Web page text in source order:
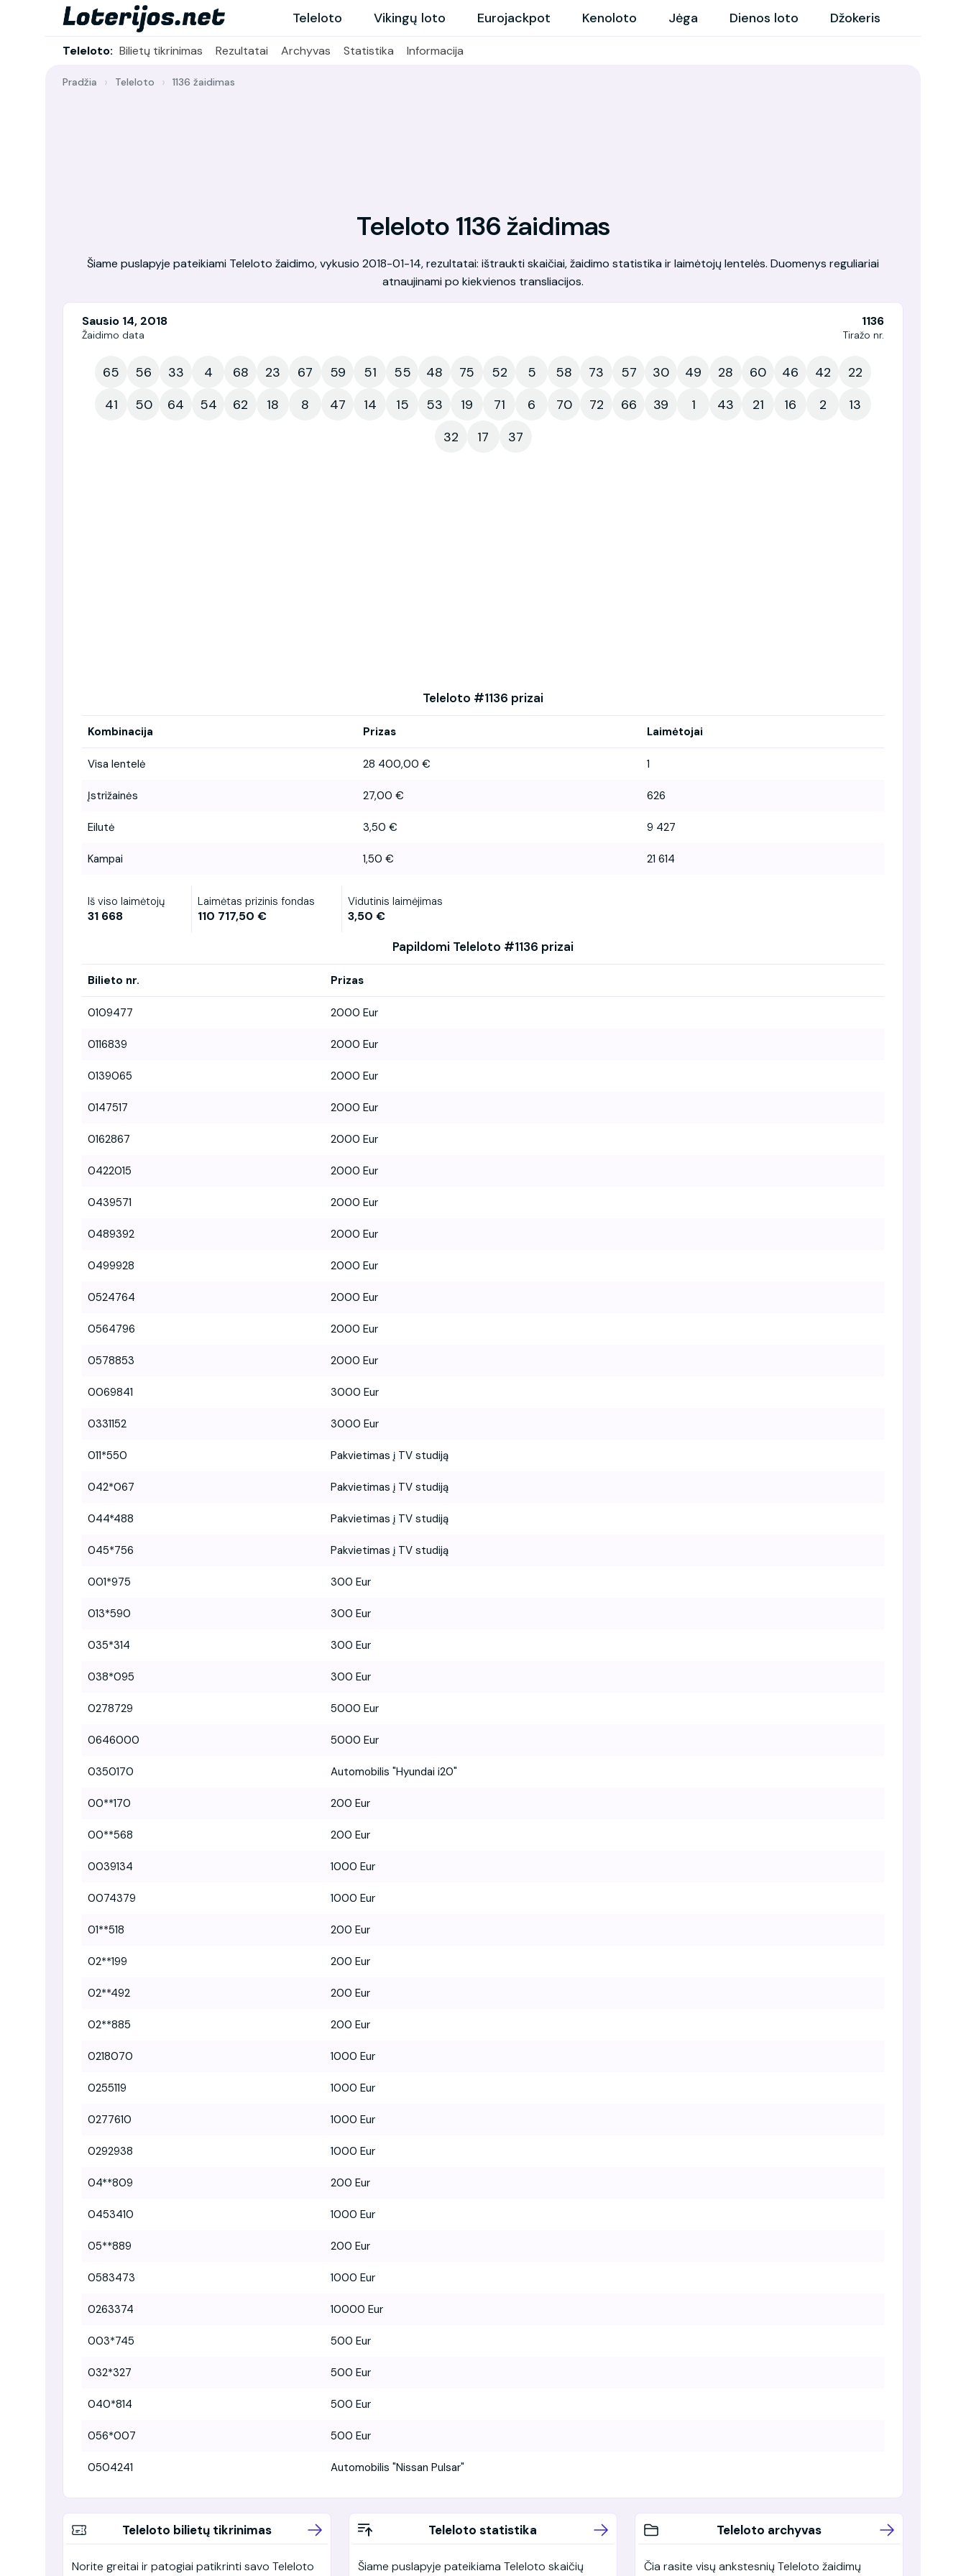
Teleloto Vikingų loto Eurojackpot Kenoloto Jėga Dienos loto Džokeris
Teleloto: Bilietų tikrinimas Rezultatai Archyvas Statistika Informacija
Pradžia Teleloto 1136 žaidimas
Teleloto 1136 žaidimas
Šiame puslapyje pateikiami Teleloto žaidimo, vykusio 2018-01-14, rezultatai: ištraukti skaičiai, žaidimo statistika ir laimėtojų lentelės. Duomenys reguliariai
atnaujinami po kiekvienos transliacijos.
Sausio 14, 2018
Žaidimo data
1136
Tiražo nr.
65 56 33 4 68 23 67 59 51 55 48 75 52 5 58 73 57 30 49 28 60 46 42
22
41
50 64 54 62 18 8 47 14 15 53 19 71 6 70 72 66 39 1 43 21 16 2
13
32
17 37
Teleloto #1136 prizai
Kombinacija Prizas Laimėtojai
Visa lentelė 28 400,00 € 1
Įstrižainės 27,00 € 626
Eilutė 3,50 € 9 427
Kampai 1,50 € 21 614
Iš viso laimėtojų
31 668
Laimėtas prizinis fondas
110 717,50 €
Vidutinis laimėjimas
3,50 €
Papildomi Teleloto #1136 prizai
Bilieto nr. Prizas
0109477 2000 Eur
0116839 2000 Eur
0139065 2000 Eur
0147517 2000 Eur
0162867 2000 Eur
0422015 2000 Eur
0439571 2000 Eur
0489392 2000 Eur
0499928 2000 Eur
0524764 2000 Eur
0564796 2000 Eur
0578853 2000 Eur
0069841 3000 Eur
0331152 3000 Eur
011*550 Pakvietimas į TV studiją
042*067 Pakvietimas į TV studiją
044*488 Pakvietimas į TV studiją
045*756 Pakvietimas į TV studiją
001*975 300 Eur
013*590 300 Eur
035*314 300 Eur
038*095 300 Eur
0278729 5000 Eur
0646000 5000 Eur
0350170 Automobilis "Hyundai i20"
00**170 200 Eur
00**568 200 Eur
0039134 1000 Eur
0074379 1000 Eur
01**518 200 Eur
02**199 200 Eur
02**492 200 Eur
02**885 200 Eur
0218070 1000 Eur
0255119 1000 Eur
0277610 1000 Eur
0292938 1000 Eur
04**809 200 Eur
0453410 1000 Eur
05**889 200 Eur
0583473 1000 Eur
0263374 10000 Eur
003*745 500 Eur
032*327 500 Eur
040*814 500 Eur
056*007 500 Eur
0504241 Automobilis "Nissan Pulsar"
Teleloto bilietų tikrinimas
Norite greitai ir patogiai patikrinti savo Teleloto
Teleloto statistika
Šiame puslapyje pateikiama Teleloto skaičių
Teleloto archyvas
Čia rasite visų ankstesnių Teleloto žaidimų